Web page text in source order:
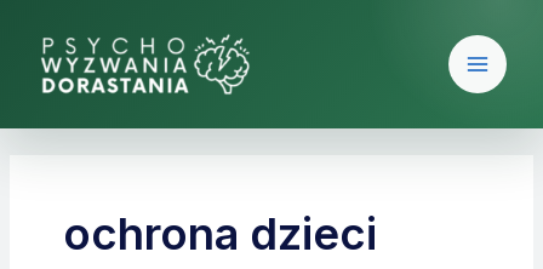
content
ochrona dzieci